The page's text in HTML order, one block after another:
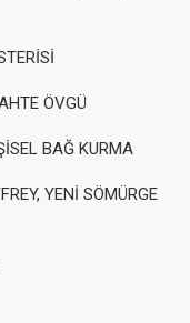
ÖVGÜ
BAĞ KURMA
YENİ SÖMÜRGE